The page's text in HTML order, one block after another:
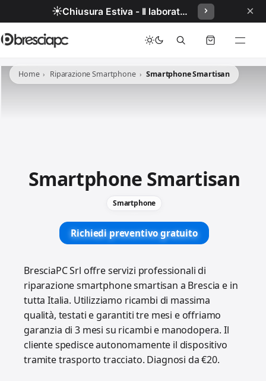
☀️ Chiusura Estiva - Il laboratorio resterà chiuso per ferie dal 29/06/2026 al 05/07/2026 compresi. ×
Home Riparazione Smartphone Smartphone Smartisan
Smartphone Smartisan
Smartphone
Richiedi preventivo gratuito
BresciaPC Srl offre servizi professionali di
riparazione smartphone smartisan a Brescia e in
tutta Italia. Utilizziamo ricambi di massima
qualità, testati e garantiti tre mesi e offriamo
garanzia di 3 mesi su ricambi e manodopera. Il
cliente spedisce autonomamente il dispositivo
tramite trasporto tracciato. Diagnosi da €20.